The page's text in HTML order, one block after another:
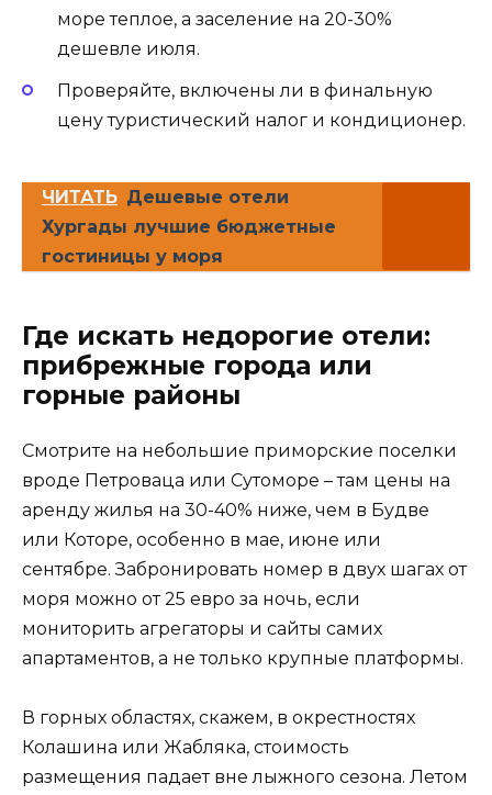
море теплое, а заселение на 20-30%
дешевле июля.
Проверяйте, включены ли в финальную
цену туристический налог и кондиционер.
ЧИТАТЬ Дешевые отели
Хургады лучшие бюджетные
гостиницы у моря
Где искать недорогие отели:
прибрежные города или
горные районы
Смотрите на небольшие приморские поселки
вроде Петроваца или Сутоморе – там цены на
аренду жилья на 30-40% ниже, чем в Будве
или Которе, особенно в мае, июне или
сентябре. Забронировать номер в двух шагах от
моря можно от 25 евро за ночь, если
мониторить агрегаторы и сайты самих
апартаментов, а не только крупные платформы.
В горных областях, скажем, в окрестностях
Колашина или Жабляка, стоимость
размещения падает вне лыжного сезона. Летом